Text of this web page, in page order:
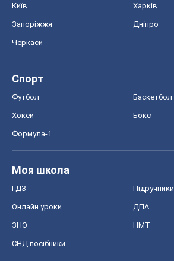
Київ Харків
Запоріжжя Дніпро
Черкаси
Спорт
Футбол Баскетбол
Хокей Бокс
Формула-1
Моя школа
ГДЗ Підручники
Онлайн уроки ДПА
ЗНО НМТ
СНД посібники